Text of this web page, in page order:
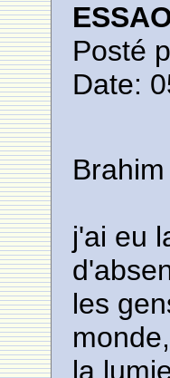
Posté
Date:
Brahim
j'ai eu
les
la